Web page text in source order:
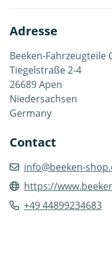
Adresse
Beeken-Fahrzeugteile
Tiegelstraße 2-4
26689 Apen
Niedersachsen
Germany
Contact
info@beeken-
https://
+49 44899234683